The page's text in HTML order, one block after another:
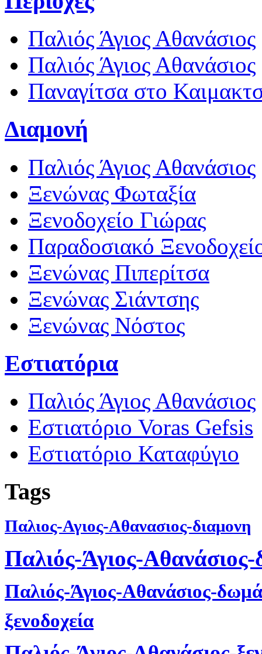
Παλιός Άγιος Αθανάσιος
Παλιός Άγιος Αθανάσιος
Παναγίτσα στο
Διαμονή
Παλιός Άγιος Αθανάσιος
Ξενώνας Φωταξία
Ξενοδοχείο Γιώρας
Παραδοσιακό
Ξενώνας Πιπερίτσα
Ξενώνας Σιάντσης
Ξενώνας Νόστος
Εστιατόρια
Παλιός Άγιος Αθανάσιος
Εστιατόριο Voras Gefsis
Εστιατόριο Καταφύγιο
Tags
Παλιος-Αγιος-Αθανασιος-διαμονη
Παλιός-Άγιος-Αθανάσιος-
Παλιός-Άγιος-Αθανάσιος-
ξενοδοχεία